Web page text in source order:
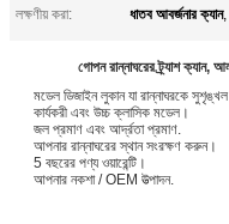
লক্ষণীয় করা:
ধাতব আবর্জনার ক্যান,
গোপন রান্নাঘরের ট্র্যাশ ক্যান,
মডেল ডিজাইন লুকান যা রান্নাঘরকে
কার্যকরী এবং উচ্চ ক্লাসিক মডেল।
জল প্রমাণ এবং আর্দ্রতা প্রমাণ.
আপনার রান্নাঘরের স্থান সংরক্ষণ করুন।
5 বছরের পণ্য ওয়ারেন্টি।
আপনার নকশা / OEM উত্পাদন.